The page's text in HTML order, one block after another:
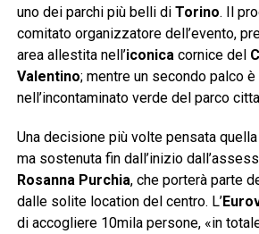
uno dei parchi più belli di Torino. Il
comitato organizzatore dell’evento,
area allestita nell’iconica cornice del
Valentino; mentre un secondo palco
nell’incontaminato verde del parco
Una decisione più volte pensata
ma sostenuta fin dall’inizio
Rosanna Purchia, che porterà parte
dalle solite location del centro. L’
di accogliere 10mila persone, «in